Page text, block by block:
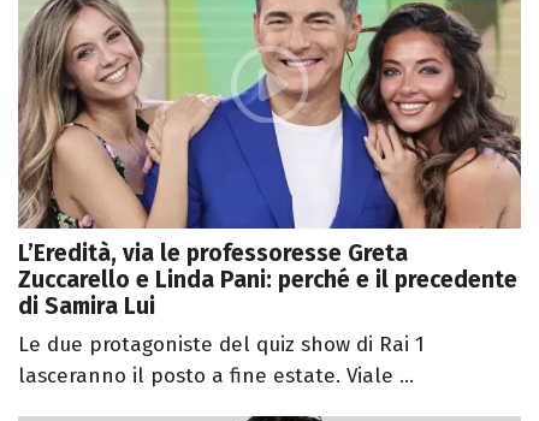
L’Eredità, via le professoresse Greta
Zuccarello e Linda Pani: perché e il precedente
di Samira Lui
Le due protagoniste del quiz show di Rai 1
lasceranno il posto a fine estate. Viale ...